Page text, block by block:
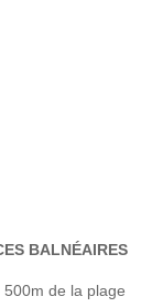
BALNÉAIRES
500m de la plage